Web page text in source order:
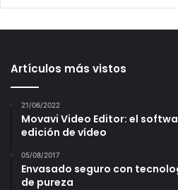
Artículos más vistos
21/06/2022
Movavi Video Editor: el
edición de vídeo
05/08/2017
Envasado seguro con
de pureza